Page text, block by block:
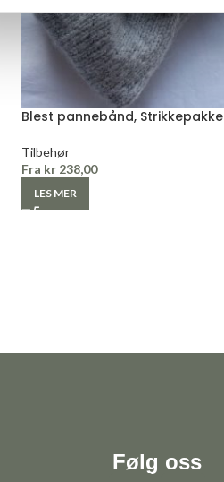
Blest pannebånd, Strikkepakke
Tilbehør
Fra kr238,00
LES MER
Følg oss